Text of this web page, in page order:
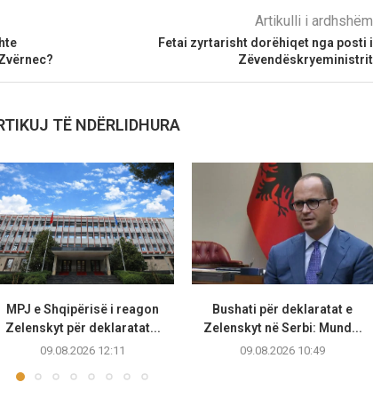
Artikulli i ardhshëm
Fetai zyrtarisht dorëhiqet nga posti i
Zëvendëskryeministrit
TË NDËRLIDHURA
MPJ e Shqipërisë i reagon
Zelenskyt për deklaratat...
09.08.2026 12:11
Bushati për deklaratat e
Zelenskyt në Serbi: Mund...
09.08.2026 10:49